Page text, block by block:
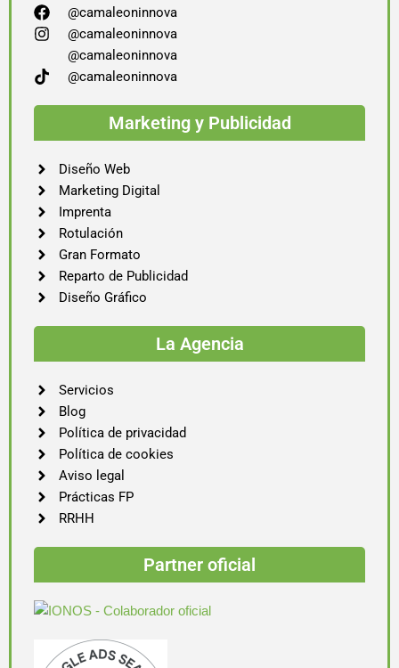
@camaleoninnova
@camaleoninnova
@camaleoninnova
@camaleoninnova
Marketing y Publicidad
Diseño Web
Marketing Digital
Imprenta
Rotulación
Gran Formato
Reparto de Publicidad
Diseño Gráfico
La Agencia
Servicios
Blog
Política de privacidad
Política de cookies
Aviso legal
Prácticas FP
RRHH
Partner oficial